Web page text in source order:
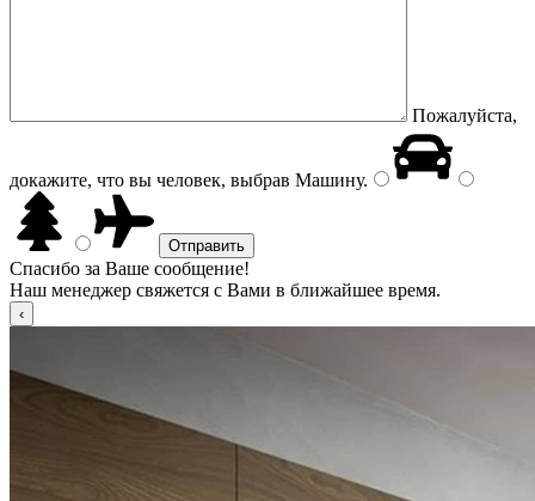
Пожалуйста,
докажите, что вы человек, выбрав Машину.
Спасибо за Ваше сообщение!
Наш менеджер свяжется с Вами в ближайшее время.